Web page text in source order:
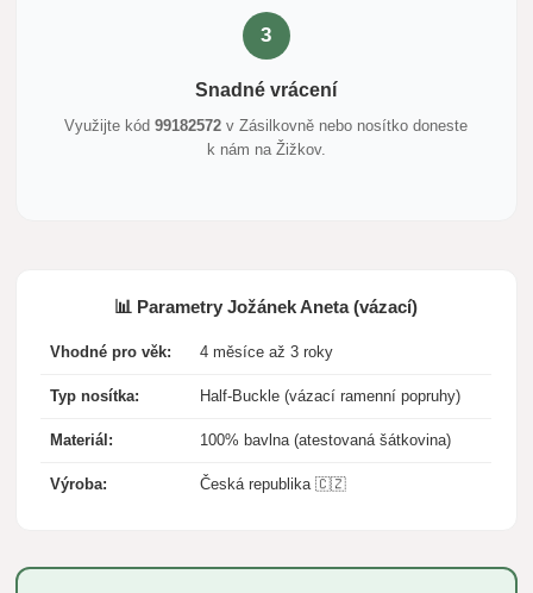
3
Snadné vrácení
Využijte kód99182572 v Zásilkovně nebo nosítko doneste
k nám na Žižkov.
📊 Parametry Jožánek Aneta (vázací)
Vhodné pro věk: 4 měsíce až 3 roky
Typ nosítka: Half-Buckle (vázací ramenní popruhy)
Materiál: 100% bavlna (atestovaná šátkovina)
Výroba: Česká republika 🇨🇿